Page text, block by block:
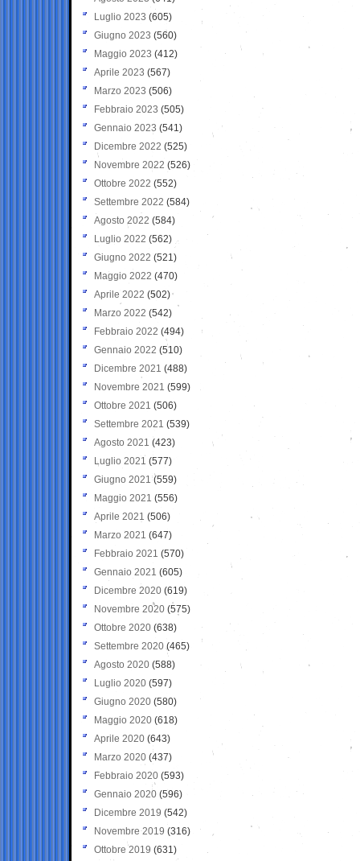
Luglio 2023 (605)
Giugno 2023 (560)
Maggio 2023 (412)
Aprile 2023 (567)
Marzo 2023 (506)
Febbraio 2023 (505)
Gennaio 2023 (541)
Dicembre 2022 (525)
Novembre 2022 (526)
Ottobre 2022 (552)
Settembre 2022 (584)
Agosto 2022 (584)
Luglio 2022 (562)
Giugno 2022 (521)
Maggio 2022 (470)
Aprile 2022 (502)
Marzo 2022 (542)
Febbraio 2022 (494)
Gennaio 2022 (510)
Dicembre 2021 (488)
Novembre 2021 (599)
Ottobre 2021 (506)
Settembre 2021 (539)
Agosto 2021 (423)
Luglio 2021 (577)
Giugno 2021(559)
Maggio 2021 (556)
Aprile 2021 (506)
Marzo 2021 (647)
Febbraio 2021 (570)
Gennaio 2021 (605)
Dicembre 2020 (619)
Novembre 2020 (575)
Ottobre 2020 (638)
Settembre 2020(465)
Agosto 2020 (588)
Luglio 2020 (597)
Giugno 2020 (580)
Maggio 2020 (618)
Aprile 2020 (643)
Marzo 2020 (437)
Febbraio 2020 (593)
Gennaio 2020 (596)
Dicembre 2019 (542)
Novembre 2019 (316)
Ottobre 2019 (631)